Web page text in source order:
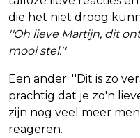
die het niet droog
''Oh lieve Martijn, dit
mooi stel.''
Een ander: ''Dit is zo
prachtig dat je zo'n
zijn nog veel meer
reageren.